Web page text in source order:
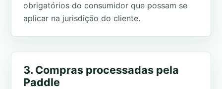
obrigatórios do consumidor que possam se
aplicar na jurisdição do cliente.
3. Compras processadas pela
Paddle